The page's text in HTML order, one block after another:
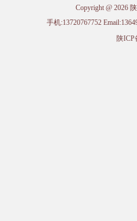
Copyright @ 2026
手机:13720767752
陕ICP